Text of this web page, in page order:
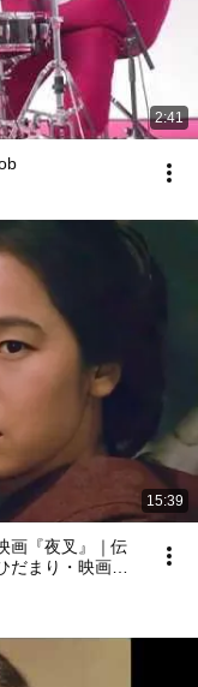
2:41
15:39
画『夜叉』｜伝
まり・映画解